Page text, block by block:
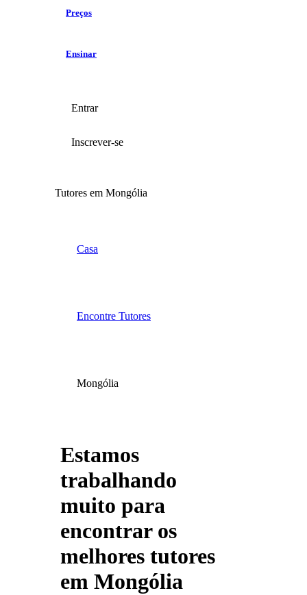
Preços
Ensinar
Entrar
Inscrever-se
Tutores em Mongólia
Casa
Encontre Tutores
Mongólia
Estamos
trabalhando
muito para
encontrar os
melhores tutores
em Mongólia